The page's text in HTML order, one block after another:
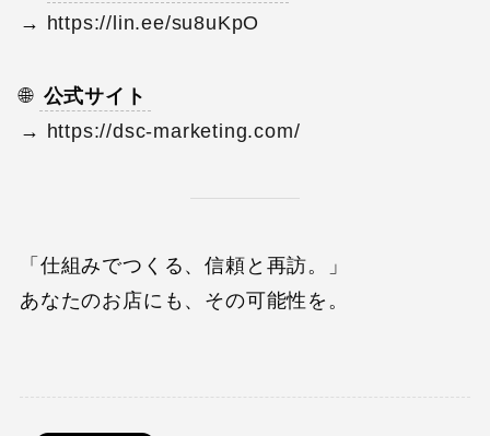
→ https://lin.ee/su8uKpO
🌐 公式サイト
→ https://dsc-marketing.com/
「仕組みでつくる、信頼と再訪。」
あなたのお店にも、その可能性を。